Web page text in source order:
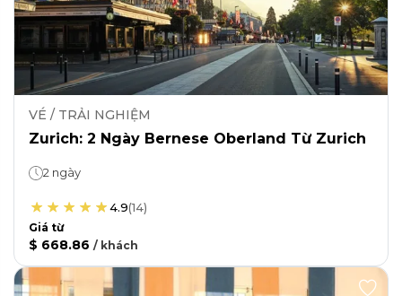
VÉ / TRẢI NGHIỆM
Zurich: 2 Ngày Bernese Oberland Từ Zurich
2 ngày
4.9(14)
Giá từ
$ 668.86 / khách